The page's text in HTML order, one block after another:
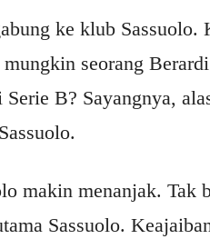
ke klub Sassuolo.
seorang
B? Sayangnya,
makin menanjak. Tak
Sassuolo.